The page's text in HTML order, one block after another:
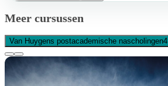
Meer cursussen
Van Huygens postacademische nascholingen4